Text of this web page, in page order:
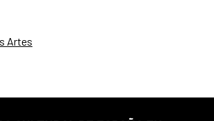
Artes